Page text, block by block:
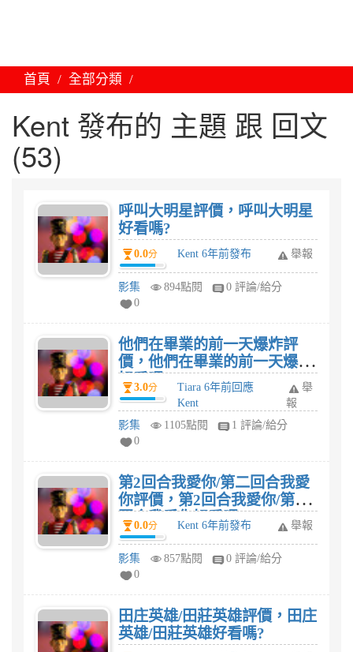
首頁 全部分類
Kent 發布的 主題 跟 回文
(53)
呼叫大明星評價，呼叫大明星
好看嗎?
0.0分 Kent 6年前發布 舉報
影集 894點閱
0 評論/給分
0
他們在畢業的前一天爆炸評
價，他們在畢業的前一天爆炸
好看嗎?
3.0分
Tiara 6年前回應
Kent
舉
報
影集
1105點閱
1 評論/給分
0
第2回合我愛你/第二回合我愛
你評價，第2回合我愛你/第二
回合我愛你好看嗎?
0.0分 Kent 6年前發布 舉報
影集 857點閱
0 評論/給分
0
田庄英雄/田莊英雄評價，田庄
英雄/田莊英雄好看嗎?